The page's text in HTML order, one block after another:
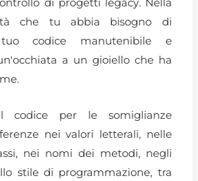
di progetti legacy. Nella
che tu abbia bisogno di
codice manutenibile e
a un gioiello che ha
codice per le somiglianze
nei valori letterali, nelle
nei nomi dei metodi, negli
stile di programmazione, tra